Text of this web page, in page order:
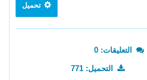
تحميل
التعليقات: 0
التحميل: 771